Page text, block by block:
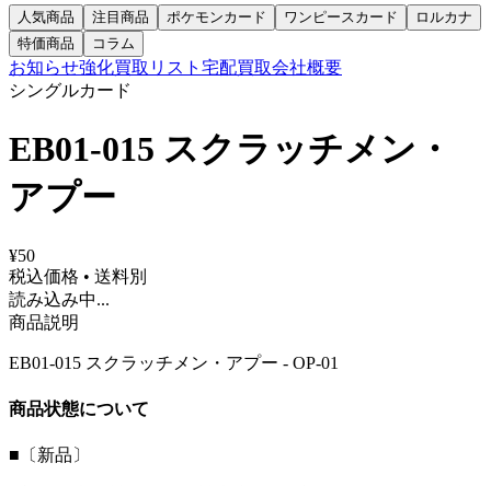
人気商品 注目商品 ポケモンカード ワンピースカード
ロルカナ
特価商品
コラム
お知らせ強化買取リスト 宅配買取会社概要
シングルカード
EB01-015 スクラッチメン・
アプー
¥50
税込価格 • 送料別
読み込み中...
商品説明
EB01-015 スクラッチメン・アプー - OP-01
商品状態について
■〔新品〕